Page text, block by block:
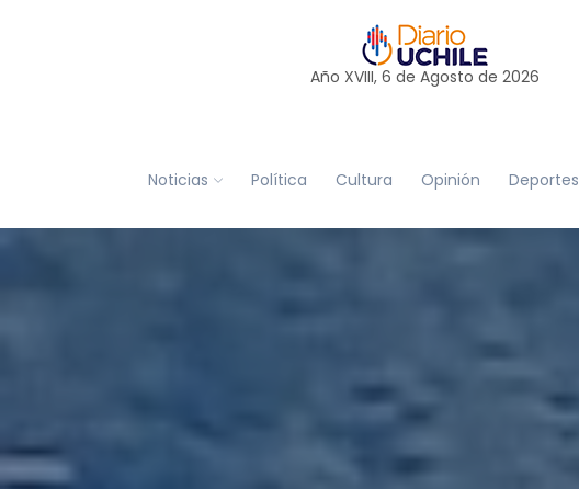
Año XVIII, 6 de Agosto de 2026
Noticias Política Cultura Opinión Deportes